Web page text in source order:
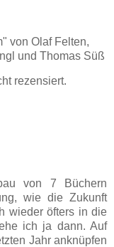
von Olaf Felten,
und Thomas Süß
rezensiert.
von 7 Büchern
wie die Zukunft
wieder öfters in die
ich ja dann. Auf
Jahr anknüpfen